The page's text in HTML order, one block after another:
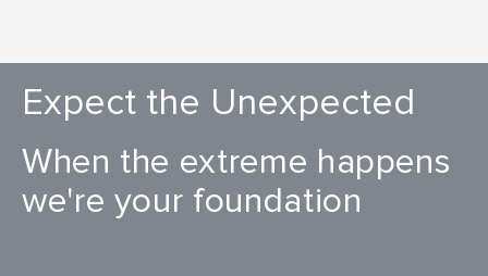
Expect the Unexpected
When the extreme happens
we're your foundation